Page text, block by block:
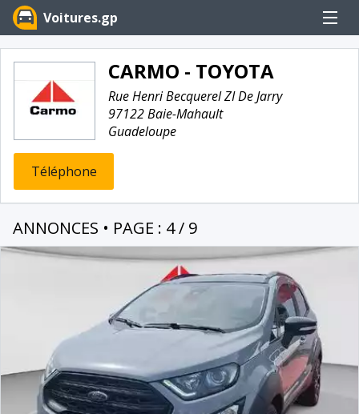
Voitures.gp Menu
CARMO - TOYOTA
Rue Henri Becquerel ZI De Jarry
97122 Baie-Mahault
Guadeloupe
Téléphone
ANNONCES • PAGE : 4 / 9